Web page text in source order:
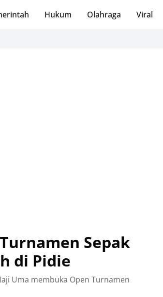
Hukum Olahraga Viral
Sepak
di Pidie
Uma membuka Open Turnamen